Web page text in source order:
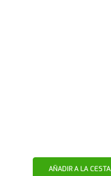
AÑADIR A LA CESTA